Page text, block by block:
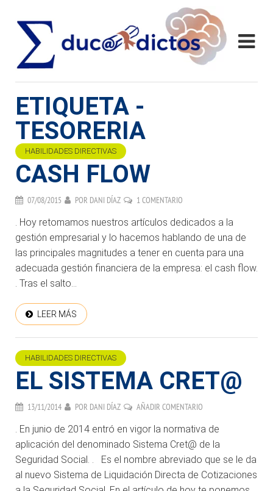
ETIQUETA -
TESORERIA
HABILIDADES DIRECTIVAS
CASH FLOW
07/08/2015 POR DANI DÍAZ 1 COMENTARIO
. Hoy retomamos nuestros artículos dedicados a la
gestión empresarial y lo hacemos hablando de una de
las principales magnitudes a tener en cuenta para una
adecuada gestión financiera de la empresa: el cash flow.
. Tras el salto…
LEER MÁS
HABILIDADES DIRECTIVAS
EL SISTEMA CRET@
13/11/2014 POR DANI DÍAZ AÑADIR COMENTARIO
. En junio de 2014 entró en vigor la normativa de
aplicación del denominado Sistema Cret@ de la
Seguridad Social. . Es el nombre abreviado que se le da
al nuevo Sistema de Liquidación Directa de Cotizaciones